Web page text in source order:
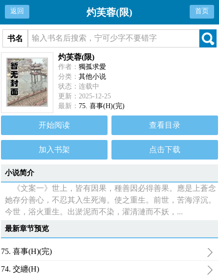
返回 灼芙蓉(限) 首页
书名
灼芙蓉(限)
作者：獨孤求愛
分类：其他小说
状态：连载中
更新：2025-12-25
最新： 75. 喜事(H)(完)
开始阅读 查看目录
加入书架 点击下载
小说简介
《文案一》世上，皆有因果，種善因必得善果。應是上蒼念
她存分善心，不忍其入生死海。使之重生。前世，苦海浮沉。
今世，浴火重生。出淤泥而不染，濯清漣而不妖，...
最新章节预览
75. 喜事(H)(完)
74. 交纏(H)